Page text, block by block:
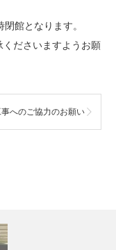
館となります。
くださいますようお願
事へのご協力のお願い